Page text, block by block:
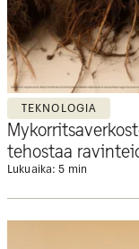
TEKNOLOGIA
tehostaa
Lukuaika: 5 min